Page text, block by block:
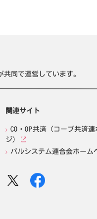
同で運営しています。
関連サイト
CO・OP共済（コープ共済
ジ）
パルシステム連合会ホーム